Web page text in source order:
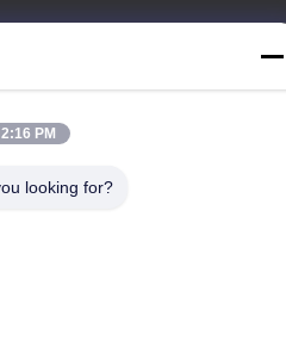
ανεμιστήρας των μακρινών
Limited . Διατηρούνται όλα τα
2:16 PM
looking for?